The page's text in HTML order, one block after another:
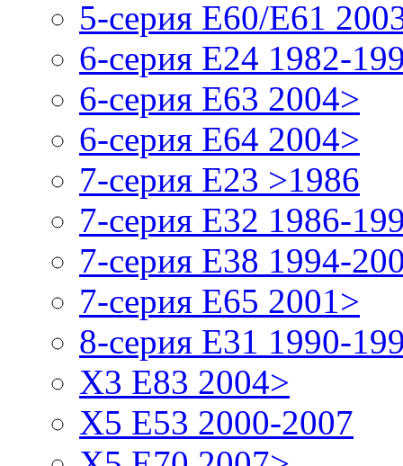
5-серия E60/E61
6-серия E24 1982-
6-серия E63 2004>
6-серия E64 2004>
7-серия E23 >1986
7-серия E32 1986-
7-серия E38 1994-
7-серия E65 2001>
8-серия E31 1990-
X3 E83 2004>
X5 E53 2000-2007